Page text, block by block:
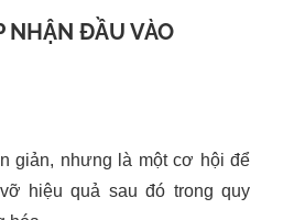
NHẬN ĐẦU VÀO
giản, nhưng là một cơ hội để
hiệu quả sau đó trong quy
YÊU CẦU